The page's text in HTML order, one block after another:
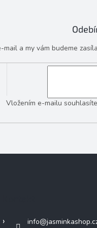
mail a my vám budeme
Vložením e-mailu
info@